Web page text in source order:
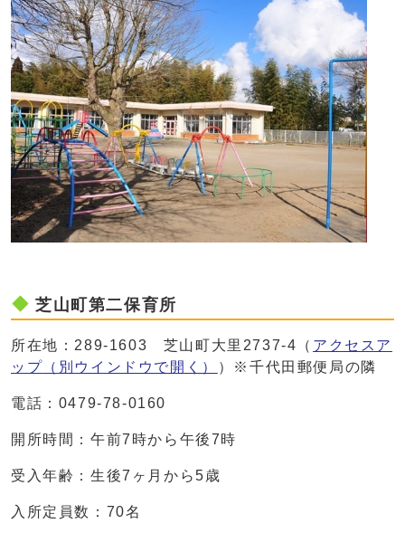
芝山町第二保育所
所在地：289-1603 芝山町大里2737-4（ アクセスア
ップ （別ウインドウで開く） ）※千代田郵便局の隣
電話：0479-78-0160
開所時間：午前7時から午後7時
受入年齢：生後7ヶ月から5歳
入所定員数：70名